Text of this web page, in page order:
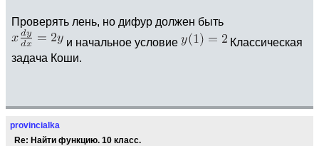
Проверять лень, но дифур должен быть
и начальное условие
Классическая
задача Коши.
provincialka
Re: Найти функцию. 10 класс.